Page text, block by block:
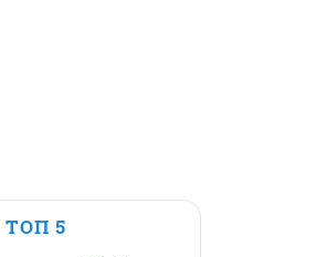
ТОП 5